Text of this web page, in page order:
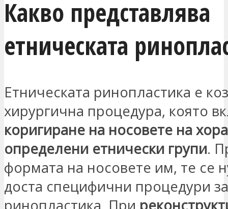
Какво представлява
етническата
Етническата ринопластика е
хирургична процедура, която
коригиране на носовете на
определени етнически групи.
формата на носовете им, те се
доста специфични процедури за
ринопластика. При